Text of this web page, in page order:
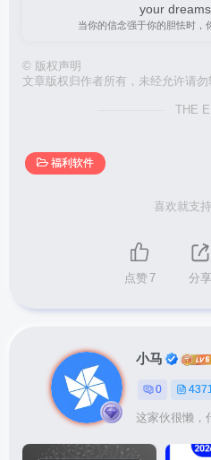
your
当你的信念强于你的胆怯时，
© 版权声明
文章版权归作者所有，未经允许请勿
THE
福利软件
喜欢就支
点赞 7 分享
小马
0
这家伙很懒，